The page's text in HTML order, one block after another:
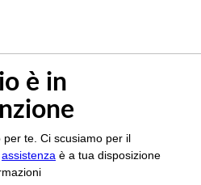
è in
te. Ci scusiamo per il
assistenza è a tua disposizione